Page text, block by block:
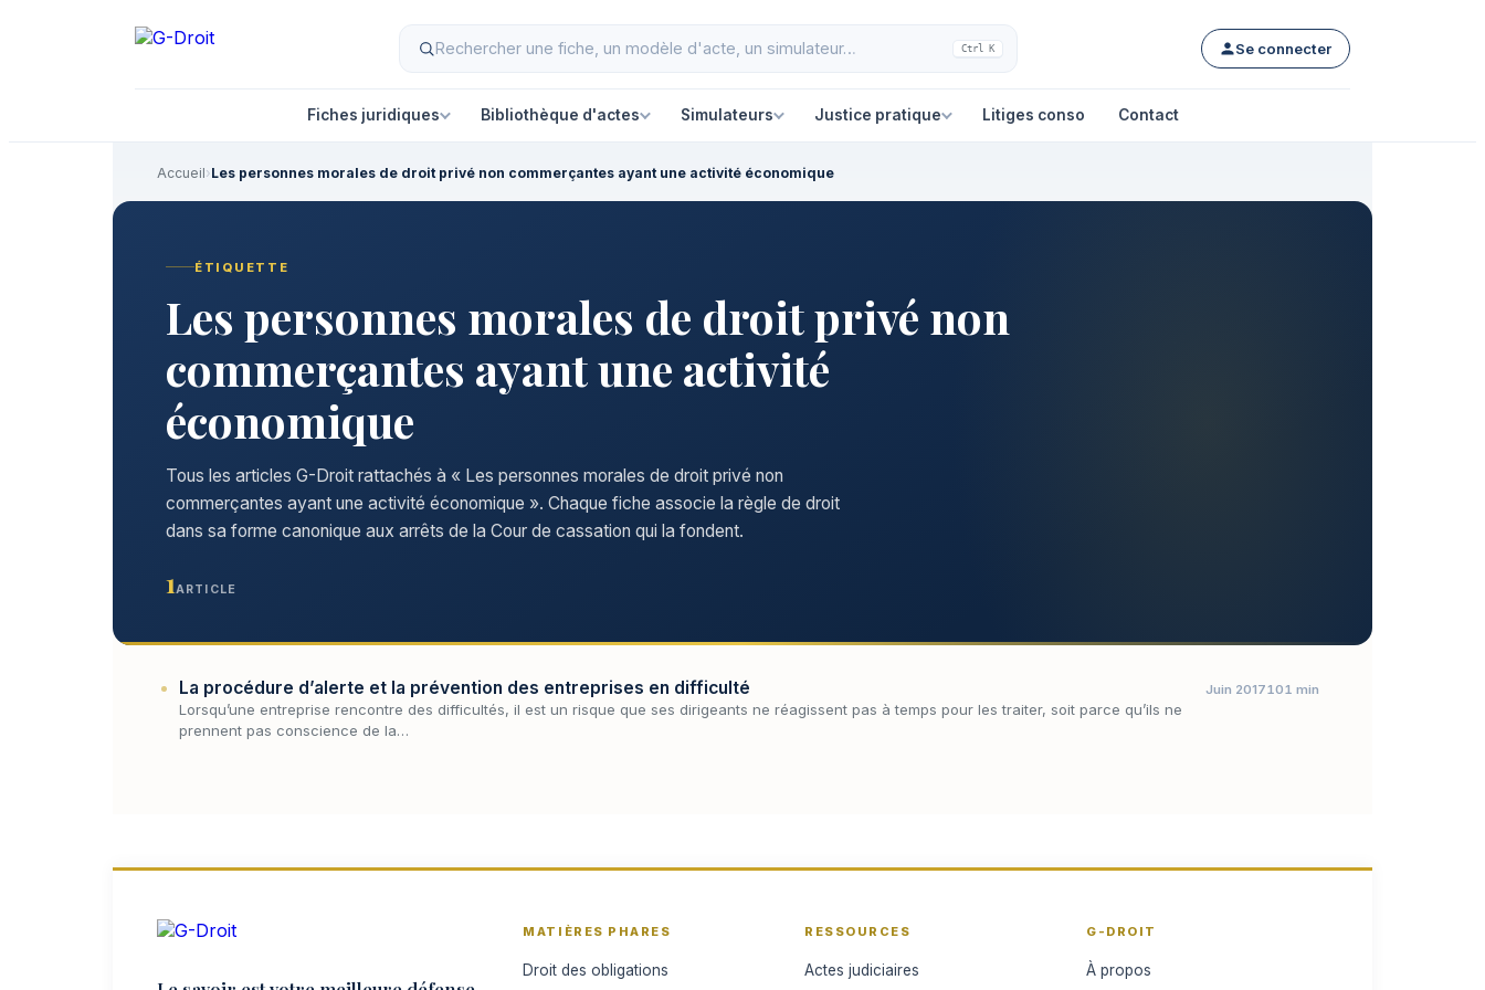
Ctrl K Se connecter
Fiches juridiques Bibliothèque d'actes Simulateurs Justice pratique Litiges conso Contact
Accueil›Les personnes morales de droit privé non commerçantes ayant une activité économique
ÉTIQUETTE
Les personnes morales de droit privé non
commerçantes ayant une activité
économique
Tous les articles G-Droit rattachés à « Les personnes morales de droit privé non
commerçantes ayant une activité économique ». Chaque fiche associe la règle de droit
dans sa forme canonique aux arrêts de la Cour de cassation qui la fondent.
1 ARTICLE
La procédure d’alerte et la prévention des entreprises en difficulté
Lorsqu’une entreprise rencontre des difficultés, il est un risque que ses dirigeants ne réagissent pas à temps pour les traiter, soit parce qu’ils ne
prennent pas conscience de la…
Juin 2017101 min
MATIÈRES PHARES
Droit des obligations
RESSOURCES
Actes judiciaires
G-DROIT
À propos